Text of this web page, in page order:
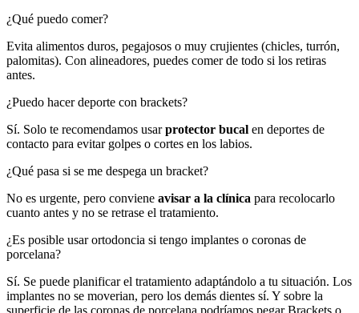
¿Qué puedo comer?
Evita alimentos duros, pegajosos o muy crujientes (chicles, turrón,
palomitas). Con alineadores, puedes comer de todo si los retiras
antes.
¿Puedo hacer deporte con brackets?
Sí. Solo te recomendamos usarprotector bucal en deportes de
contacto para evitar golpes o cortes en los labios.
¿Qué pasa si se me despega un bracket?
No es urgente, pero conviene avisar a la clínica para recolocarlo
cuanto antes y no se retrase el tratamiento.
¿Es posible usar ortodoncia si tengo implantes o coronas de
porcelana?
Sí. Se puede planificar el tratamiento adaptándolo a tu situación. Los
implantes no se moverian, pero los demás dientes sí. Y sobre la
superficie de las coronas de porcelana podríamos pegar Brackets o